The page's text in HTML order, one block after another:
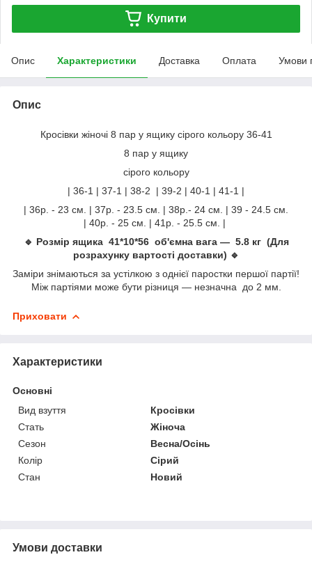
Купити
Опис Характеристики Доставка Оплата Умови
Опис
Кросівки жіночі 8 пар у ящику сірого кольору 36-41
8 пар у ящику
сірого кольору
| 36-1 | 37-1 | 38-2 | 39-2 | 40-1 | 41-1 |
| 36р. - 23 см. | 37р. - 23.5 см. | 38р.- 24 см. | 39 - 24.5 см.
| 40р. - 25 см. | 41р. - 25.5 см. |
🔹 Розмір ящика 41*10*56 об'ємна вага — 5.8 кг (Для
розрахунку вартості доставки) 🔹
Заміри знімаються за устілкою з однієї паростки першої партії!
Між партіями може бути різниця — незначна до 2 мм.
Приховати
Характеристики
Основні
Вид взуття
Кросівки
Стать
Жіноча
Сезон
Весна/Осінь
Колір
Сірий
Стан
Новий
Умови доставки